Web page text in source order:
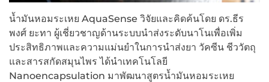
น้ำมันหอมระเหย AquaSense วิจัยและคิดค้นโดย ดร.ธีร
พงศ์ ยะทา ผู้เชี่ยวชาญด้านระบบนำส่งระดับนาโนเพื่อเพิ่ม
ประสิทธิภาพและความแม่นยำในการนำส่งยา วัคซีน ชีววัตถุ
และสารสกัดสมุนไพร ได้นำเทคโนโลยี
Nanoencapsulation มาพัฒนาสูตรน้ำมันหอมระเหย